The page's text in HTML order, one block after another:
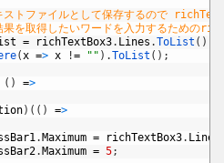
トファイルとして保存するので
を取得したいワードを入力するための
= richTextBox3. Lines .ToList ( )
(x => x != "" ) .ToList ( ) ;
( ) =>
) ( ( ) =>
. Maximum = richTextBox3. Lines
. Maximum = 5;